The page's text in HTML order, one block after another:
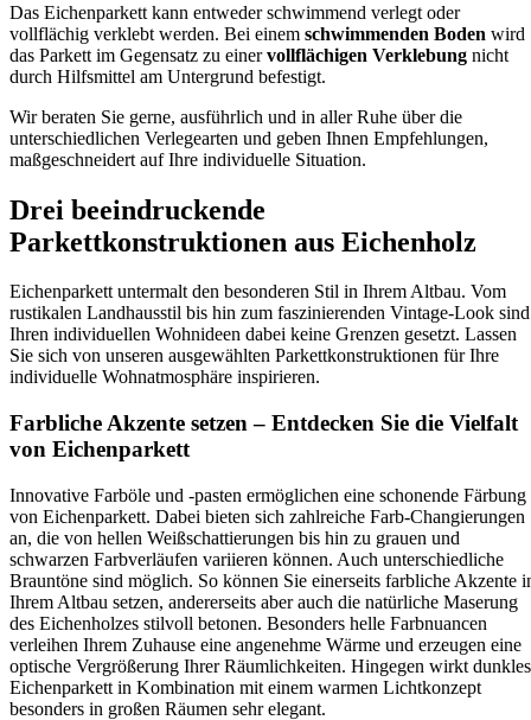
Das Eichenparkett kann entweder schwimmend verlegt oder
vollflächig verklebt werden. Bei einem schwimmenden Boden wird
das Parkett im Gegensatz zu einervollflächigen Verklebung nicht
durch Hilfsmittel am Untergrund befestigt.
Wir beraten Sie gerne, ausführlich und in aller Ruhe über die
unterschiedlichen Verlegearten und geben Ihnen Empfehlungen,
maßgeschneidert auf Ihre individuelle Situation.
Drei beeindruckende
Parkettkonstruktionen aus Eichenholz
Eichenparkett untermalt den besonderen Stil in Ihrem Altbau. Vom
rustikalen Landhausstil bis hin zum faszinierenden Vintage-Look sind
Ihren individuellen Wohnideen dabei keine Grenzen gesetzt. Lassen
Sie sich von unseren ausgewählten Parkettkonstruktionen für Ihre
individuelle Wohnatmosphäre inspirieren.
Farbliche Akzente setzen – Entdecken Sie die Vielfalt
von Eichenparkett
Innovative Farböle und -pasten ermöglichen eine schonende Färbung
von Eichenparkett. Dabei bieten sich zahlreiche Farb-Changierungen
an, die von hellen Weißschattierungen bis hin zu grauen und
schwarzen Farbverläufen variieren können. Auch unterschiedliche
Brauntöne sind möglich. So können Sie einerseits farbliche Akzente
Ihrem Altbau setzen, andererseits aber auch die natürliche Maserung
des Eichenholzes stilvoll betonen. Besonders helle Farbnuancen
verleihen Ihrem Zuhause eine angenehme Wärme und erzeugen eine
optische Vergrößerung Ihrer Räumlichkeiten. Hingegen wirkt dunkles
Eichenparkett in Kombination mit einem warmen Lichtkonzept
besonders in großen Räumen sehr elegant.